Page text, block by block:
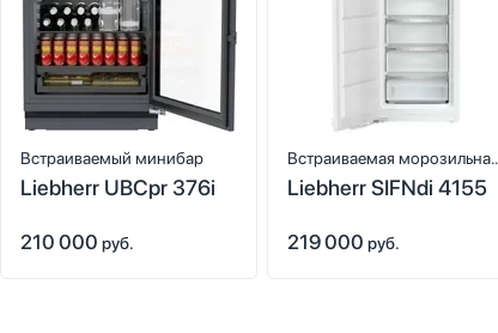
Встраиваемый минибар
Liebherr UBCpr 376i
210 000 руб.
Встраиваемая морозильная
камера
Liebherr SIFNdi 4155
219 000 руб.